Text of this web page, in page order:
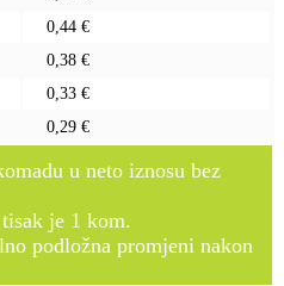
0,44 €
0,38 €
0,33 €
0,29 €
u neto iznosu bez
je 1 kom.
podložna promjeni nakon